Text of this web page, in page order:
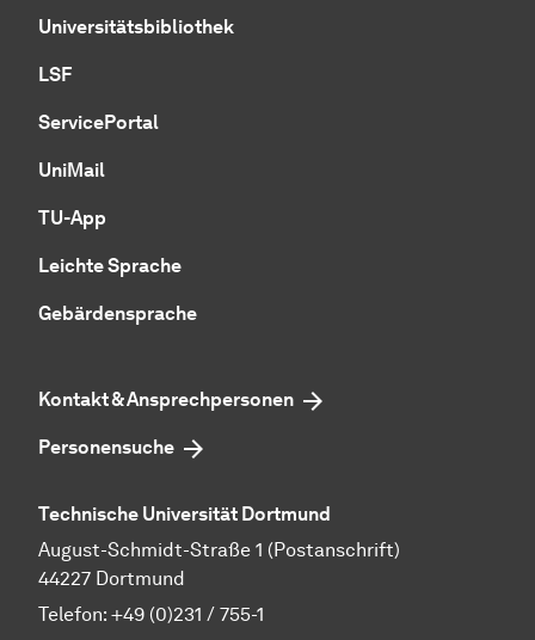
Universitätsbibliothek
LSF
ServicePortal
UniMail
TU-App
Leichte Sprache
Gebärdensprache
Kontakt & Ansprechpersonen
Personensuche
Technische Universität Dortmund
August-Schmidt-Straße 1 (Postanschrift)
44227 Dortmund
Telefon: +49 (0)231 / 755-1